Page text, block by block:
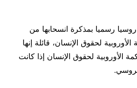
روسيا رسميا بمذكرة انسحابها من
لحقوق الإنسان، قائلة إنها
الأوروبية لحقوق الإنسان إذا كانت